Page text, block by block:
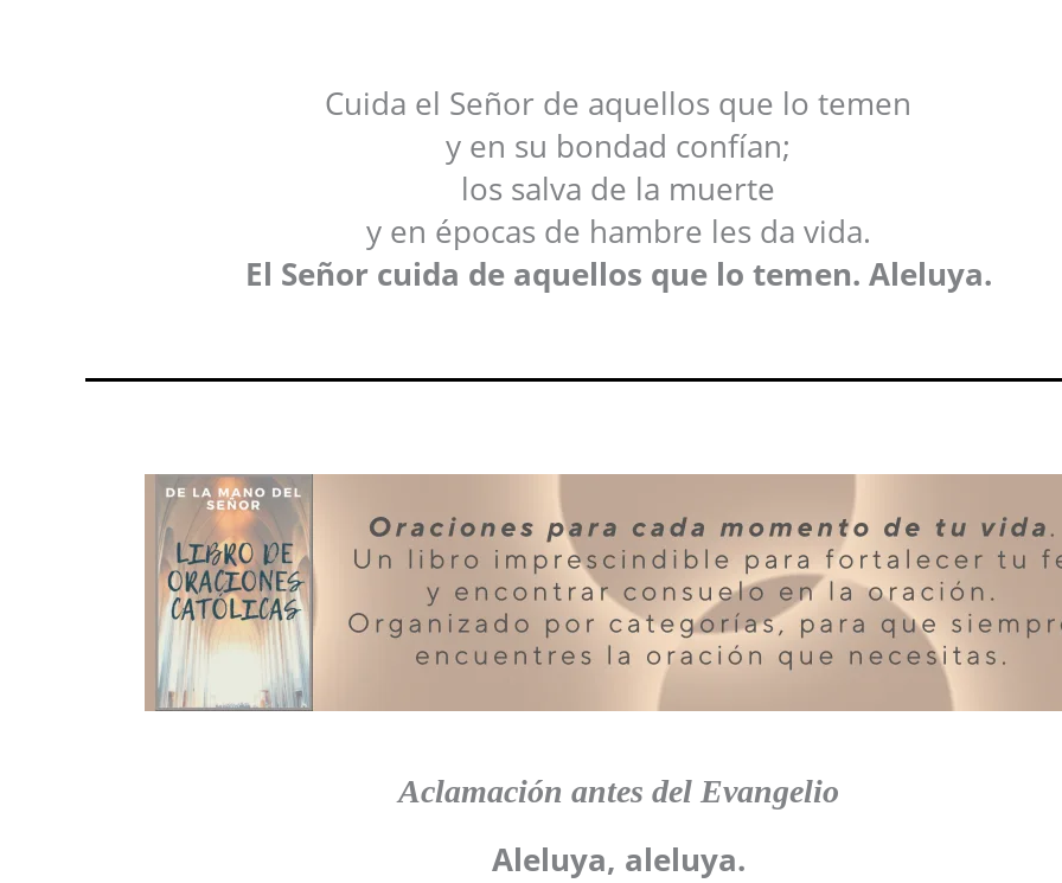
Cuida el Señor de aquellos que lo temen
y en su bondad confían;
los salva de la muerte
y en épocas de hambre les da vida.
El Señor cuida de aquellos que lo temen. Aleluya.
Aclamación antes del Evangelio
Aleluya, aleluya.